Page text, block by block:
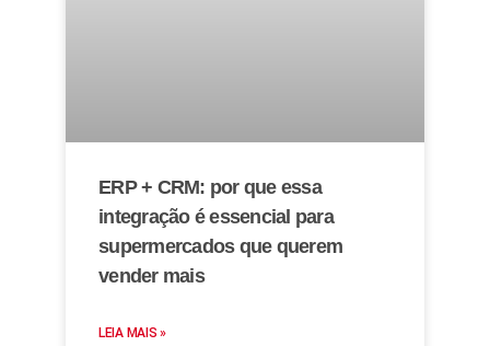
ERP + CRM: por que essa
integração é essencial para
supermercados que querem
vender mais
LEIA MAIS »